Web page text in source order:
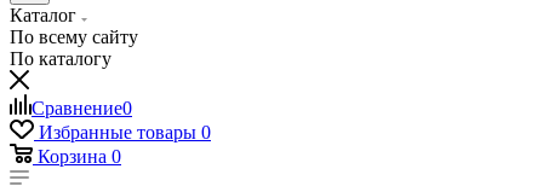
Каталог
По всему сайту
По каталогу
Сравнение0
Избранные товары 0
Корзина 0